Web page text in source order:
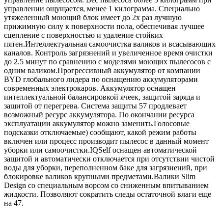
управлении ощущается, менее 1 килограмма. Специально
утяжеленный моющий блок имеет до 2х раз лучшую
прижимную силу к поверхности пола, обеспечивая лучшее
сцепление с поверхностью и удаление стойких
пятен.Интеллектуальная самоочистка валиков и всасывающих
каналов. Контроль загрязнений и увеличенное время очистки
до 2.5 минут по сравнению с моделями моющих пылесосов с
одним валиком.Прогрессивный аккумулятор от компании
BYD глобального лидера по оснащению аккумуляторами
современных электрокаров. Аккумулятор оснащен
интеллектуальной балансировкой ячеек, защитой заряда и
защитой от перегрева. Система защиты 57 продлевает
возможный ресурс аккумулятора. По окончании ресурса
эксплуатации аккумулятор можно заменить.Голосовые
подсказки отключаемые) сообщают, какой режим работы
включен или процесс производит пылесос в данный момент
уборки или самоочистки.IQSelf оснащен автоматической
защитой и автоматически отключается при отсутствии чистой
воды для уборки, переполненном баке для загрязнений, при
блокировке валиков крупными предметами.Валики Slim
Design со специальным ворсом со сниженным впитыванием
жидкости. Позволяют сократить следы остаточной влаги еще
на 47.